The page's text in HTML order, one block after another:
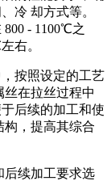
冷 却方式等。
- 1100℃之
右。
按照设定的工艺
在拉丝过程中
后续的加工和使
构，提高其综合
后续加工要求选